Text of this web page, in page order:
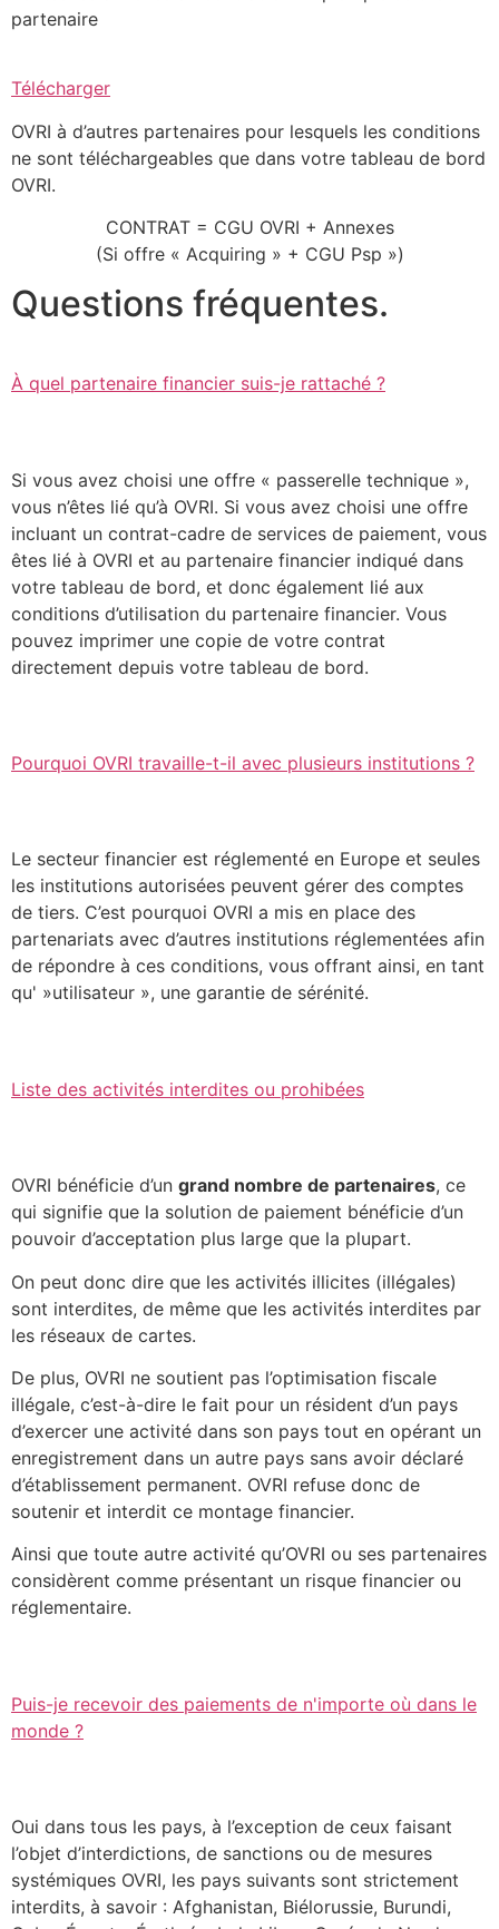
partenaire
Télécharger
OVRI à d’autres partenaires pour lesquels les conditions
ne sont téléchargeables que dans votre tableau de bord
OVRI.
CONTRAT = CGU OVRI + Annexes
(Si offre « Acquiring » + CGU Psp »)
Questions fréquentes.
À quel partenaire financier suis-je rattaché ?
Si vous avez choisi une offre « passerelle technique »,
vous n’êtes lié qu’à OVRI. Si vous avez choisi une offre
incluant un contrat-cadre de services de paiement, vous
êtes lié à OVRI et au partenaire financier indiqué dans
votre tableau de bord, et donc également lié aux
conditions d’utilisation du partenaire financier. Vous
pouvez imprimer une copie de votre contrat
directement depuis votre tableau de bord.
Pourquoi OVRI travaille-t-il avec plusieurs institutions ?
Le secteur financier est réglementé en Europe et seules
les institutions autorisées peuvent gérer des comptes
de tiers. C’est pourquoi OVRI a mis en place des
partenariats avec d’autres institutions réglementées afin
de répondre à ces conditions, vous offrant ainsi, en tant
qu' »utilisateur », une garantie de sérénité.
Liste des activités interdites ou prohibées
OVRI bénéficie d’un grand nombre de partenaires, ce
qui signifie que la solution de paiement bénéficie d’un
pouvoir d’acceptation plus large que la plupart.
On peut donc dire que les activités illicites (illégales)
sont interdites, de même que les activités interdites par
les réseaux de cartes.
De plus, OVRI ne soutient pas l’optimisation fiscale
illégale, c’est-à-dire le fait pour un résident d’un pays
d’exercer une activité dans son pays tout en opérant un
enregistrement dans un autre pays sans avoir déclaré
d’établissement permanent. OVRI refuse donc de
soutenir et interdit ce montage financier.
Ainsi que toute autre activité qu’OVRI ou ses partenaires
considèrent comme présentant un risque financier ou
réglementaire.
Puis-je recevoir des paiements de n'importe où dans le
monde ?
Oui dans tous les pays, à l’exception de ceux faisant
l’objet d’interdictions, de sanctions ou de mesures
systémiques OVRI, les pays suivants sont strictement
interdits, à savoir : Afghanistan, Biélorussie, Burundi,